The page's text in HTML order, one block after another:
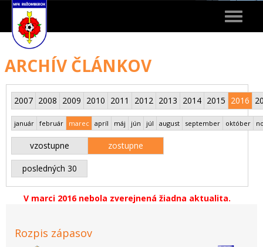
Toggle
ARCHÍV ČLÁNKOV
2007 2008 2009 2010 2011 2012 2013 2014 2015 2016
január február marec apríl máj jún júl august september október
vzostupne zostupne
posledných 30
V marci 2016 nebola zverejnená žiadna aktualita.
Rozpis zápasov